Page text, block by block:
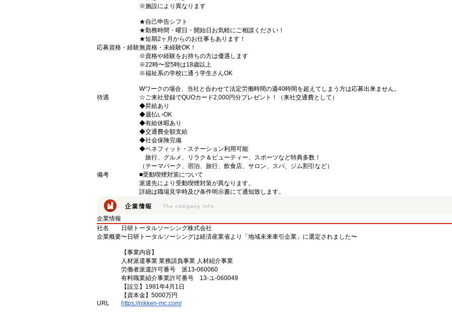
※施設により異なります
★自己申告シフト
★勤務時間・曜日・開始日お気軽にご相談ください！
★短期2ヶ月からのお仕事もあります！
応募資格・経験無資格・未経験OK！
※資格や経験をお持ちの方は優遇します
※22時〜翌5時は18歳以上
※福祉系の学校に通う学生さんOK
Wワークの場合、当社と合わせて法定労働時間の週40時間を超えてしまう方は応募出来ません。
待遇
☆ご来社登録でQUOカード2,000円分プレゼント！（来社交通費として）
◆昇給あり
◆週払いOK
◆有給休暇あり
◆交通費全額支給
◆社会保険完備
◆ベネフィット・ステーション利用可能
旅行、グルメ、リラク＆ビューティー、スポーツなど特典多数！
（テーマパーク、宿泊、旅行、飲食店、サロン、スパ、ジム割引など）
備考
■受動喫煙対策について
派遣先により受動喫煙対策が異なります。
詳細は職場見学時及び条件明示書にて通知致します。
企業情報
社名
日研トータルソーシング株式会社
企業概要〜日研トータルソーシングは経済産業省より「地域未来牽引企業」に選定されました〜
【事業内容】
人材派遣事業 業務請負事業 人材紹介事業
労働者派遣許可番号 派13-060060
有料職業紹介事業許可番号 13-ユ-060049
【設立】1981年4月1日
【資本金】5000万円
URL
https://nikken-mc.com/